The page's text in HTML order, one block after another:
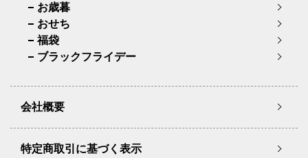
お歳暮
おせち
福袋
ブラックフライデー
会社概要
特定商取引に基づく表示